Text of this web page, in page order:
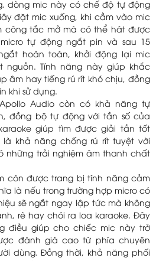
dòng mic này có chế độ tự động
đặt mic xuống, khi cầm vào mic
công tắc mở mà có thể hát được
tự động ngắt pin và sau 15
hoàn toàn, khởi động lại mic
nguồn. Tính năng này giúp khắc
âm hay tiếng rú rít khó chịu, đồng
khi sử dụng.
Audio còn có khả năng tự
đồng bộ tự động với tần số của
giúp tìm được giải tần tốt
là khả năng chống rú rít tuyệt vời
những trải nghiệm âm thanh chất
còn được trang bị tính năng cảm
là nếu trong trường hợp micro có
sẽ ngắt ngay lập tức mà không
rè hay chói ra loa karaoke. Đây
điều giúp cho chiếc mic này trở
đánh giá cao từ phía chuyên
dùng. Đồng thời, khả năng phối